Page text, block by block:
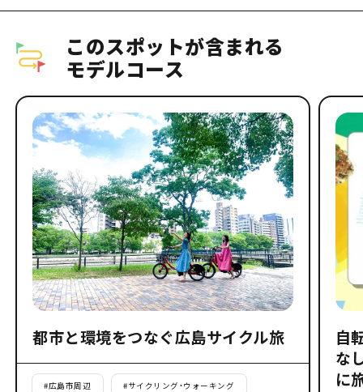
このスポットが含まれる
モデルコース
都市と環境をつなぐ広島サイクル旅
#広島市周辺 #サイクリング・ウォーキング
自
な
に